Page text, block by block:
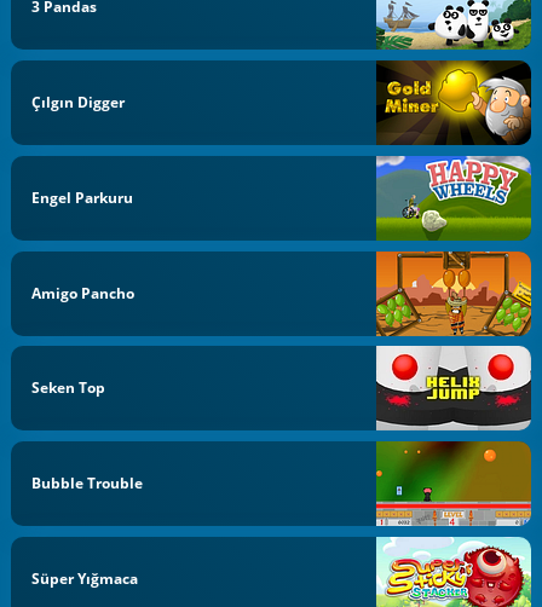
3 Pandas
Çılgın Digger
Engel Parkuru
Amigo Pancho
Seken Top
Bubble Trouble
Süper Yığmaca